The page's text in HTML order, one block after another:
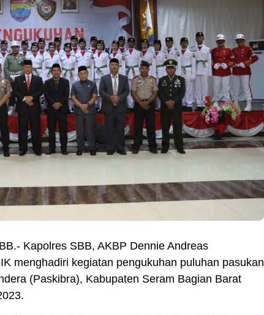
Kapolres SBB, AKBP Dennie Andreas
menghadiri kegiatan pengukuhan puluhan pasukan
(Paskibra), Kabupaten Seram Bagian Barat